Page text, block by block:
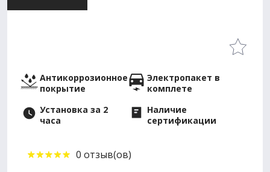
Антикоррозионное
покрытие
Электропакет в
комплете
Установка за 2
часа
Наличие
сертификации
0 отзыв(ов)